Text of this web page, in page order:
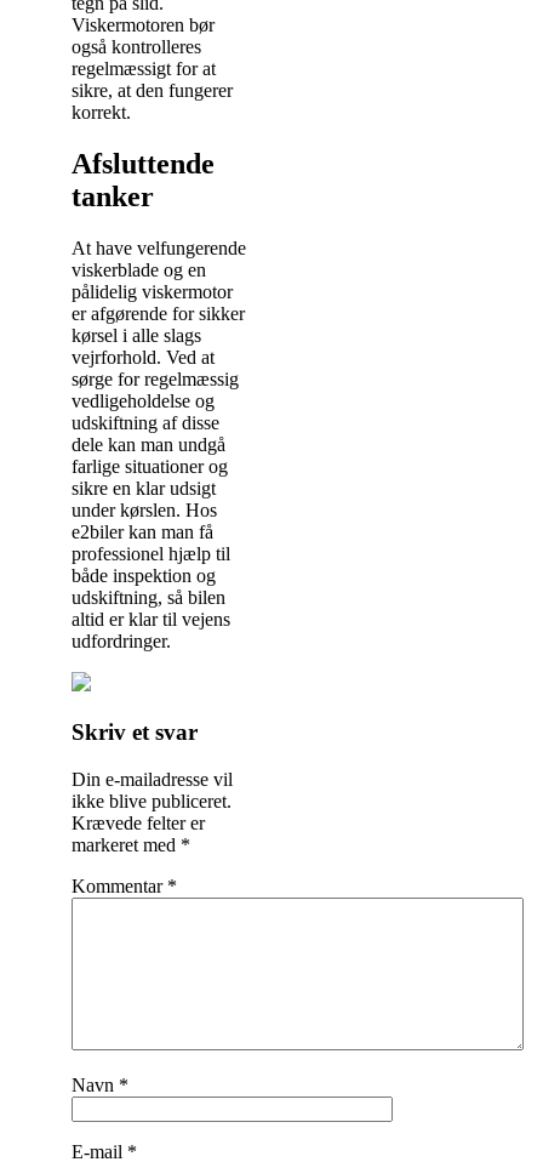
Viskermotoren bør
også kontrolleres
regelmæssigt for at
sikre, at den fungerer
korrekt.
Afsluttende
tanker
At have velfungerende
viskerblade og en
pålidelig viskermotor
er afgørende for sikker
kørsel i alle slags
vejrforhold. Ved at
sørge for regelmæssig
vedligeholdelse og
udskiftning af disse
dele kan man undgå
farlige situationer og
sikre en klar udsigt
under kørslen. Hos
e2biler kan man få
professionel hjælp til
både inspektion og
udskiftning, så bilen
altid er klar til vejens
udfordringer.
Indlægsnavigation
Skriv et svar
Din e-mailadresse vil
ikke blive publiceret.
Krævede felter er
markeret med *
Kommentar *
Navn *
E-mail *